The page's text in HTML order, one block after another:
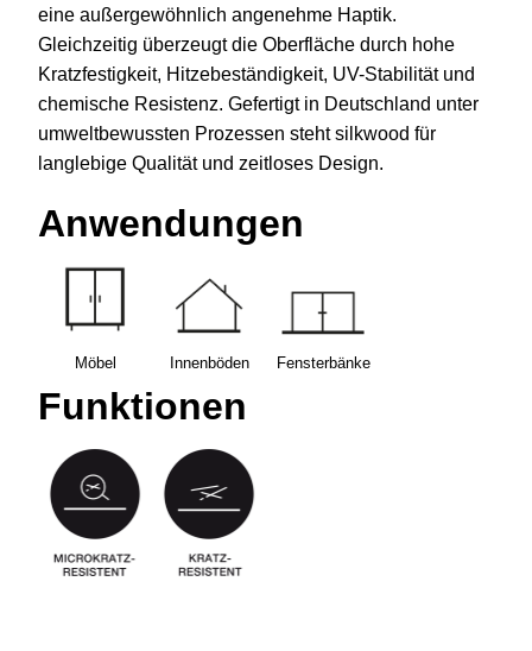
eine außergewöhnlich angenehme Haptik.
Gleichzeitig überzeugt die Oberfläche durch hohe
Kratzfestigkeit, Hitzebeständigkeit, UV-Stabilität und
chemische Resistenz. Gefertigt in Deutschland unter
umweltbewussten Prozessen steht silkwood für
langlebige Qualität und zeitloses Design.
Anwendungen
Möbel Innen­böden Fenster­bänke
Funktionen